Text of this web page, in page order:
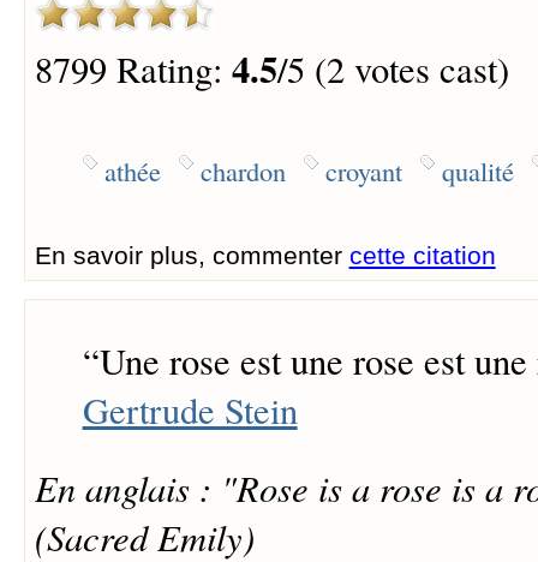
8799 Rating: 4.5/5 (2 votes cast)
athée chardon croyant qualité
En savoir plus, commenter cette citation
“Une rose est une rose est
Gertrude Stein
En anglais : "Rose is a rose is a
(Sacred Emily)